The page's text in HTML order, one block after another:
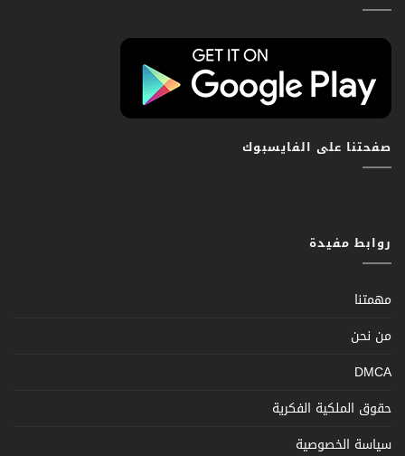
صفحتنا على الفايسبوك
روابط مفيدة
مهمتنا
من نحن
DMCA
حقوق الملكية الفكرية
سياسة الخصوصية